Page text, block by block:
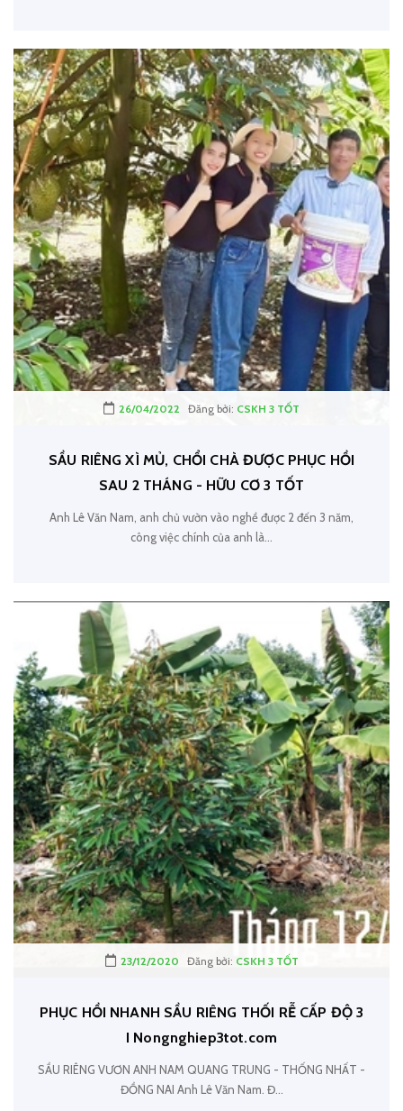
26/04/2022 Đăng bởi: CSKH 3 TỐT
SẦU RIÊNG XÌ MỦ, CHỔI CHÀ ĐƯỢC PHỤC HỒI
SAU 2 THÁNG - HỮU CƠ 3 TỐT
Anh Lê Văn Nam, anh chủ vườn vào nghề được 2 đến 3 năm,
công việc chính của anh là...
23/12/2020 Đăng bởi: CSKH 3 TỐT
PHỤC HỒI NHANH SẦU RIÊNG THỐI RỄ CẤP ĐỘ 3
I Nongnghiep3tot.com
SẦU RIÊNG VƯƠN ANH NAM QUANG TRUNG - THỐNG NHẤT -
ĐỒNG NAI Anh Lê Văn Nam. Đ...